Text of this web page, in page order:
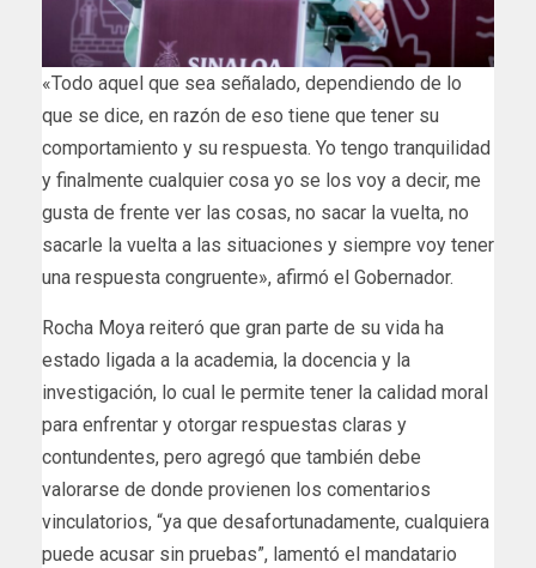
«Todo aquel que sea señalado, dependiendo de lo
que se dice, en razón de eso tiene que tener su
comportamiento y su respuesta. Yo tengo tranquilidad
y finalmente cualquier cosa yo se los voy a decir, me
gusta de frente ver las cosas, no sacar la vuelta, no
sacarle la vuelta a las situaciones y siempre voy tener
una respuesta congruente», afirmó el Gobernador.
Rocha Moya reiteró que gran parte de su vida ha
estado ligada a la academia, la docencia y la
investigación, lo cual le permite tener la calidad moral
para enfrentar y otorgar respuestas claras y
contundentes, pero agregó que también debe
valorarse de donde provienen los comentarios
vinculatorios, “ya que desafortunadamente, cualquiera
puede acusar sin pruebas”, lamentó el mandatario